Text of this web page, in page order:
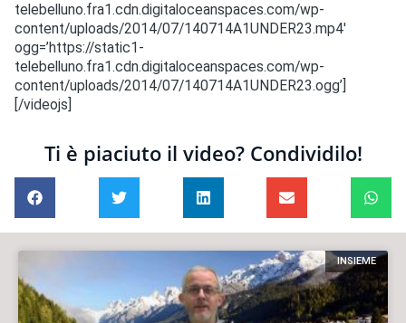
telebelluno.fra1.cdn.digitaloceanspaces.com/wp-
content/uploads/2014/07/140714A1UNDER23.mp4′
ogg=’https://static1-
telebelluno.fra1.cdn.digitaloceanspaces.com/wp-
content/uploads/2014/07/140714A1UNDER23.ogg’]
[/videojs]
Ti è piaciuto il video? Condividilo!
INSIEME